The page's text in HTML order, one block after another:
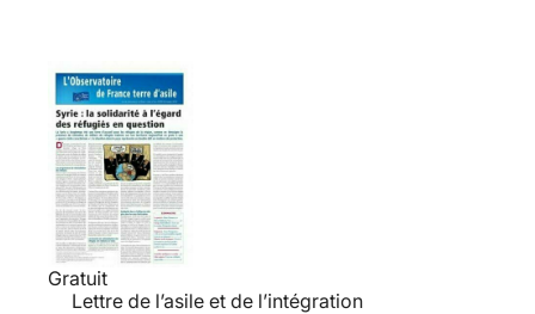
Gratuit
Lettre de l’asile et de l’intégration